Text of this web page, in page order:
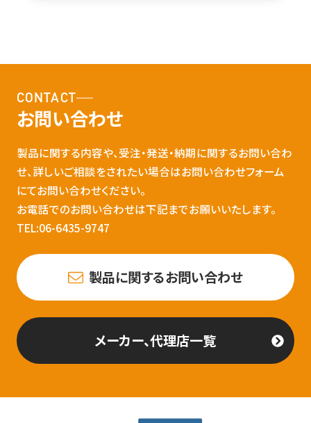
CONTACT
お問い合わせ
製品に関する内容や、受注・発送・納期に関するお問い合わ
せ、詳しいご相談をされたい場合はお問い合わせフォーム
にてお問い合わせください。
お電話でのお問い合わせは下記までお願いいたします。
TEL:06-6435-9747
製品に関するお問い合わせ
メーカー、代理店一覧